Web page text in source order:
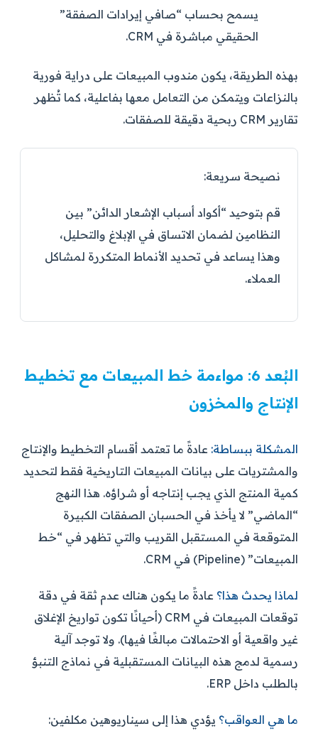
يسمح بحساب “صافي إيرادات الصفقة”
الحقيقي مباشرة في CRM.
بهذه الطريقة، يكون مندوب المبيعات على دراية فورية
بالنزاعات ويتمكن من التعامل معها بفاعلية، كما تُظهر
تقارير CRM ربحية دقيقة للصفقات.
نصيحة سريعة:
قم بتوحيد “أكواد أسباب الإشعار الدائن” بين
النظامين لضمان الاتساق في الإبلاغ والتحليل،
وهذا يساعد في تحديد الأنماط المتكررة لمشاكل
العملاء.
البُعد 6: مواءمة خط المبيعات مع تخطيط
الإنتاج والمخزون
المشكلة ببساطة: عادةً ما تعتمد أقسام التخطيط والإنتاج
والمشتريات على بيانات المبيعات التاريخية فقط لتحديد
كمية المنتج الذي يجب إنتاجه أو شراؤه. هذا النهج
“الماضي” لا يأخذ في الحسبان الصفقات الكبيرة
المتوقعة في المستقبل القريب والتي تظهر في “خط
المبيعات” (Pipeline) في CRM.
لماذا يحدث هذا؟ عادةً ما يكون هناك عدم ثقة في دقة
توقعات المبيعات في CRM (أحيانًا تكون تواريخ الإغلاق
غير واقعية أو الاحتمالات مبالغًا فيها). ولا توجد آلية
رسمية لدمج هذه البيانات المستقبلية في نماذج التنبؤ
بالطلب داخل ERP.
ما هي العواقب؟ يؤدي هذا إلى سيناريوهين مكلفين: